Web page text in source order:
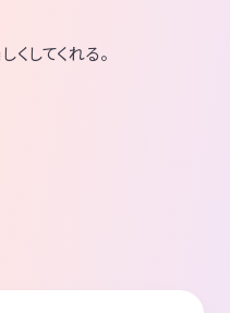
してくれる。